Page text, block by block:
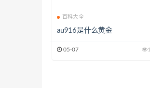
百科大全
au916是什么黄金
05-07